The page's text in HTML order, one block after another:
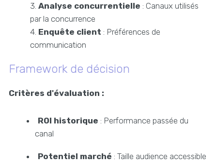
Analyse concurrentielle : Canaux utilisés
par la concurrence
Enquête client : Préférences de
communication
Framework de décision
Critères d'évaluation :
ROI historique : Performance passée du
canal
Potentiel marché : Taille audience accessible